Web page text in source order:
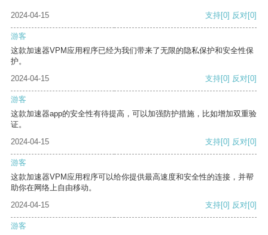
2024-04-15 支持[0] 反对[0]
游客
这款加速器VPM应用程序已经为我们带来了无限的隐私保护和安全性保
护。
2024-04-15
支持[0] 反对[0]
游客
这款加速器app的安全性有待提高，可以加强防护措施，比如增加双重验
证。
2024-04-15
支持[0] 反对[0]
游客
这款加速器VPM应用程序可以给你提供最高速度和安全性的连接，并帮
助你在网络上自由移动。
2024-04-15
支持[0] 反对[0]
游客